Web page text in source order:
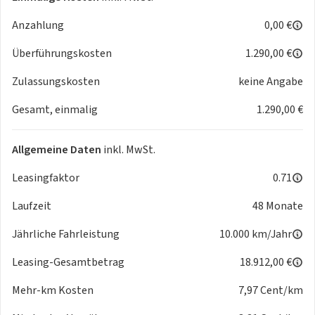
Regelung
- Berganfahrassistent
Multimedia:
- Diversity-Antenne für FM-Empfang
- Telefonschnittstelle mit induktiver Ladefunktion
- Digitaler Radioempfang DAB+
- 2 USB-C-Schnittstellen vorn, 2 USB-C-Ladebuchsen an der
Technik & Sicherheit:
- Umgebungsansicht "Area View" inkl. Rückfahrkamera
- Klimaanlage "Air Care Climatronic" mit Aktiv-Kombifilter,
- Doppelkupplungsgetriebe DQ381
Anzahlung
0,00 €
Überführungskosten
1.290,00 €
Zulassungskosten
keine Angabe
Gesamt, einmalig
1.290,00 €
Allgemeine Daten inkl. MwSt.
Leasingfaktor
0.71
Laufzeit
48 Monate
Jährliche Fahrleistung
10.000 km/Jahr
Leasing-Gesamtbetrag
18.912,00 €
Mehr-km Kosten
7,97 Cent/km